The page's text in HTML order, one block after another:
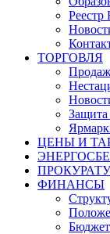
ТОРГОВЛЯ
Защита
ЦЕНЫ И
ФИНАНСЫ
Бюджет